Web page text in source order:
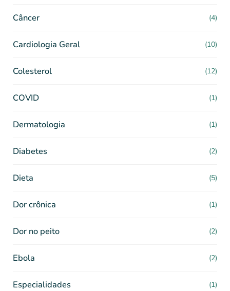
Câncer (4)
Cardiologia Geral (10)
Colesterol (12)
COVID (1)
Dermatologia (1)
Diabetes (2)
Dieta (5)
Dor crônica (1)
Dor no peito (2)
Ebola (2)
Especialidades (1)